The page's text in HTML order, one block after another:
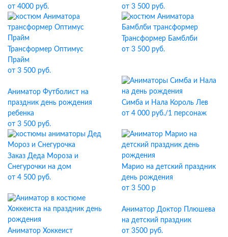
от 4000 руб.
от 3 500 руб.
Трансформер Оптимус
Прайм
от 3 500 руб.
Трансформер Бамблби
от 3 500 руб.
Аниматор Футболист на
праздник день рождения
ребенка
от 3 500 руб.
Симба и Нала Король Лев
от 4 000 руб./1 персонаж
Заказ Деда Мороза и
Снегурочки на дом
от 4 500 руб.
Марио на детский праздник
день рождения
от 3 500 р
Аниматор Хоккеист
Аниматор Доктор Плюшева
на детский праздник
от 3500 руб.